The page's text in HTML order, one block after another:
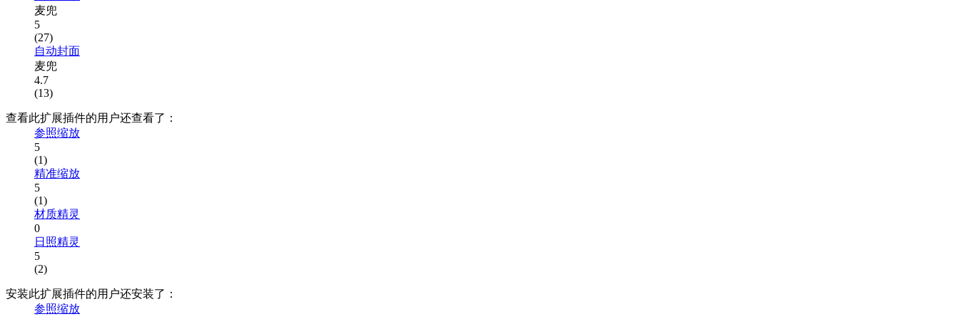
麦兜
5
(27)
自动封面
麦兜
4.7
(13)
查看此扩展插件的用户还查看了：
参照缩放
5
(1)
精准缩放
5
(1)
材质精灵
0
日照精灵
5
(2)
安装此扩展插件的用户还安装了：
参照缩放